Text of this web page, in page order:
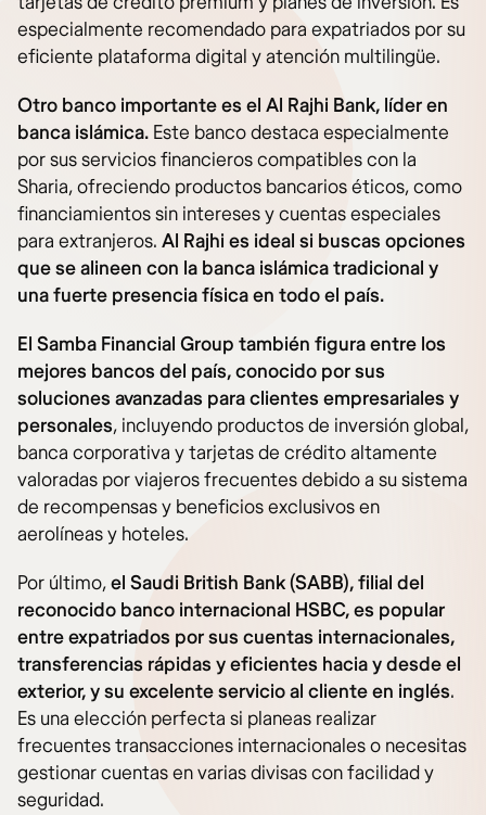
especialmente recomendado para expatriados por su
eficiente plataforma digital y atención multilingüe.
Otro banco importante es el Al Rajhi Bank, líder en
banca islámica. Este banco destaca especialmente
por sus servicios financieros compatibles con la
Sharia, ofreciendo productos bancarios éticos, como
financiamientos sin intereses y cuentas especiales
para extranjeros. Al Rajhi es ideal si buscas opciones
que se alineen con la banca islámica tradicional y
una fuerte presencia física en todo el país.
El Samba Financial Group también figura entre los
mejores bancos del país, conocido por sus
soluciones avanzadas para clientes empresariales y
personales, incluyendo productos de inversión global,
banca corporativa y tarjetas de crédito altamente
valoradas por viajeros frecuentes debido a su sistema
de recompensas y beneficios exclusivos en
aerolíneas y hoteles.
Por último,el Saudi British Bank (SABB), filial del
reconocido banco internacional HSBC, es popular
entre expatriados por sus cuentas internacionales,
transferencias rápidas y eficientes hacia y desde el
exterior, y su excelente servicio al cliente en inglés.
Es una elección perfecta si planeas realizar
frecuentes transacciones internacionales o necesitas
gestionar cuentas en varias divisas con facilidad y
seguridad.